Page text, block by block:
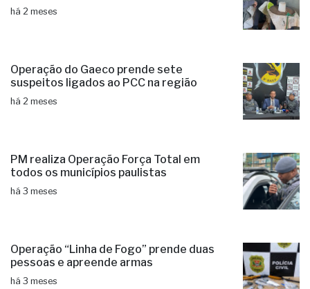
há 2 meses
Operação do Gaeco prende sete
suspeitos ligados ao PCC na região
há 2 meses
PM realiza Operação Força Total em
todos os municípios paulistas
há 3 meses
Operação “Linha de Fogo” prende duas
pessoas e apreende armas
há 3 meses